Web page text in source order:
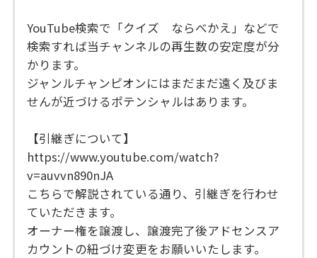
YouTube検索で「クイズ ならべかえ」などで
検索すれば当チャンネルの再生数の安定度が分
かります。
ジャンルチャンピオンにはまだまだ遠く及びま
せんが近づけるポテンシャルはあります。
【引継ぎについて】
https://www.youtube.com/watch?
v=auvvn890nJA
こちらで解説されている通り、引継ぎを行わせ
ていただきます。
オーナー権を譲渡し、譲渡完了後アドセンスア
カウントの紐づけ変更をお願いいたします。